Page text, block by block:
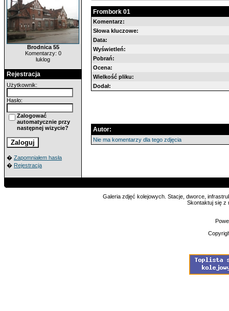
Brodnica 55
Komentarzy: 0
luklog
Rejestracja
Użytkownik:
Hasło:
Zalogować
automatycznie przy
następnej wizycie?
� Zapomniałem hasła
� Rejestracja
Frombork 01
Komentarz:
Słowa kluczowe:
Data:
Wyświetleń:
Pobrań:
Ocena:
Wielkość pliku:
Dodał:
Autor:
Nie ma komentarzy dla tego zdjęcia
Galeria zdjęć kolejowych. Stacje, dworce,
Skontaktuj się z